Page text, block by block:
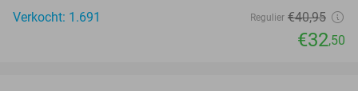
Verkocht: 1.691
Regulier €40,95
€32,50